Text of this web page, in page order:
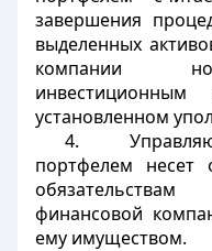
завершения
выделенных
компании
установленном
4.
портфелем несет
финансовой
ему имуществом.